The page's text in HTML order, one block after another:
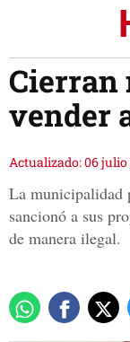
Cierran
vender
Actualizado: 06 julio
La municipalidad
sancionó a sus
de manera ilegal.